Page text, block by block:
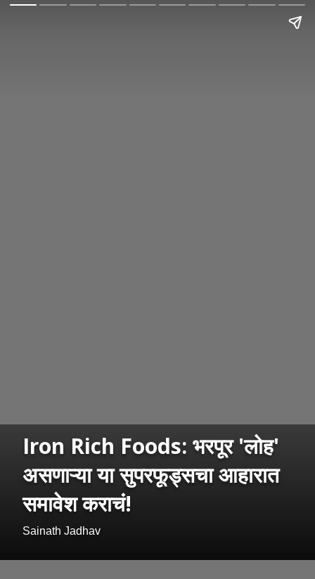
Iron Rich Foods: भरपूर 'लोह'
असणाऱ्या या सुपरफूड्सचा आहारात
समावेश कराचं!
Sainath Jadhav